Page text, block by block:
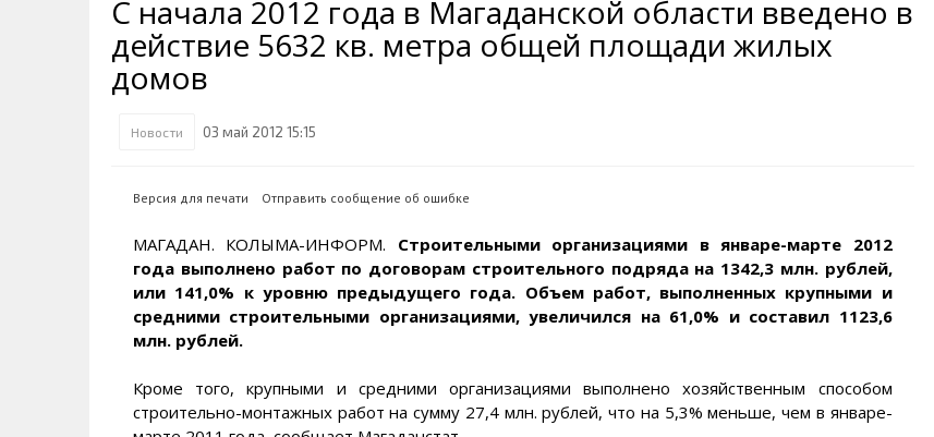
Транспортная инфраструктура
Их надо знать. Галерея славы
Магадана и области
Интерактивная карта
Песни о Колыме
Кинохроника Магадана
3D районы города
Губернатор
Наркоте нет
Аэропорт Магадан
Полицейских не бить
Аварии ДТП
Кванториум
Визит
Алименты
УМВД
Косторезы Магадана
С начала 2012 года в Магаданской области введено в
действие 5632 кв. метра общей площади жилых
домов
Новости 03 май 2012 15:15
Версия для печати Отправить сообщение об ошибке
МАГАДАН. КОЛЫМА-ИНФОРМ. Строительными организациями в январе-марте 2012
года выполнено работ по договорам строительного подряда на 1342,3 млн. рублей,
или 141,0% к уровню предыдущего года. Объем работ, выполненных крупными и
средними строительными организациями, увеличился на 61,0% и составил 1123,6
млн. рублей.
Кроме того, крупными и средними организациями выполнено хозяйственным способом
строительно-монтажных работ на сумму 27,4 млн. рублей, что на 5,3% меньше, чем в январе-